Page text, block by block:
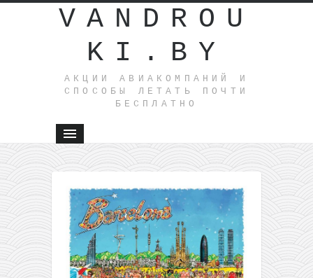
VANDROU
KI.BY
АКЦИИ АВИАКОМПАНИЙ И
СПОСОБЫ ЛЕТАТЬ ПОЧТИ
БЕСПЛАТНО
Gulf
Air:
полеты
из
Москвы
Таиланд